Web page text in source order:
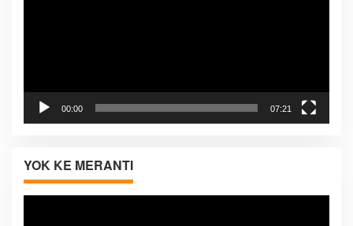
00:00 07:21
YOK KE MERANTI
Pemutar